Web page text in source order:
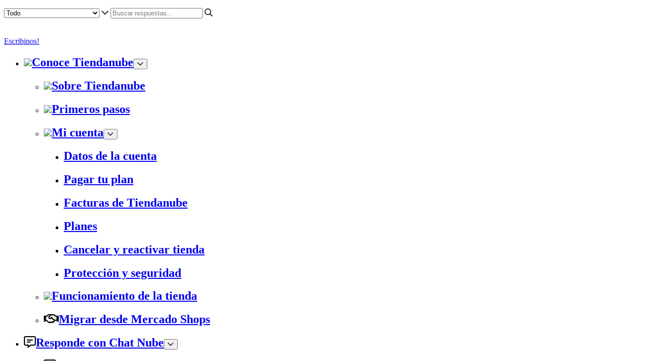
Escribinos!
Conoce Tiendanube
Sobre Tiendanube
Primeros pasos
Mi cuenta
Datos de la cuenta
Pagar tu plan
Facturas de Tiendanube
Planes
Cancelar y reactivar tienda
Protección y seguridad
Funcionamiento de la tienda
Migrar desde Mercado Shops
Responde con Chat Nube